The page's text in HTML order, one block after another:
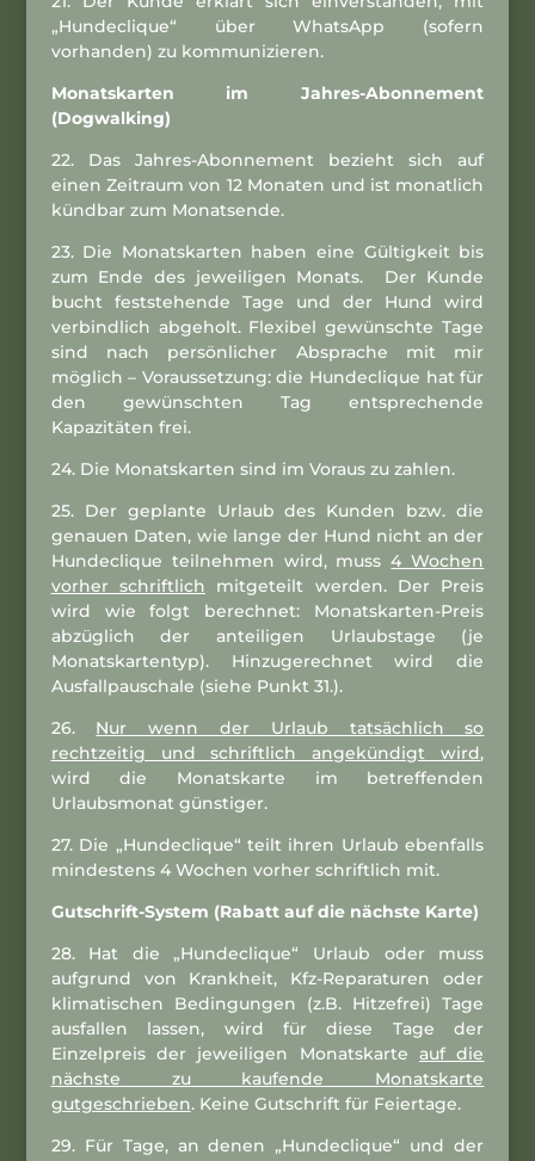
„Hundeclique“ über WhatsApp (sofern
vorhanden) zu kommunizieren.
Monatskarten im Jahres-Abonnement
(Dogwalking)
22. Das Jahres-Abonnement bezieht sich auf
einen Zeitraum von 12 Monaten und ist monatlich
kündbar zum Monatsende.
23. Die Monatskarten haben eine Gültigkeit bis
zum Ende des jeweiligen Monats. Der Kunde
bucht feststehende Tage und der Hund wird
verbindlich abgeholt. Flexibel gewünschte Tage
sind nach persönlicher Absprache mit mir
möglich – Voraussetzung: die Hundeclique hat für
den gewünschten Tag entsprechende
Kapazitäten frei.
24. Die Monatskarten sind im Voraus zu zahlen.
25. Der geplante Urlaub des Kunden bzw. die
genauen Daten, wie lange der Hund nicht an der
Hundeclique teilnehmen wird, muss4 Wochen
vorher schriftlich mitgeteilt werden. Der Preis
wird wie folgt berechnet: Monatskarten-Preis
abzüglich der anteiligen Urlaubstage (je
Monatskartentyp). Hinzugerechnet wird die
Ausfallpauschale (siehe Punkt 31.).
26. Nur wenn der Urlaub tatsächlich so
rechtzeitig und schriftlich angekündigt wird,
wird die Monatskarte im betreffenden
Urlaubsmonat günstiger.
27. Die „Hundeclique“ teilt ihren Urlaub ebenfalls
mindestens 4 Wochen vorher schriftlich mit.
Gutschrift-System (Rabatt auf die nächste Karte)
28. Hat die „Hundeclique“ Urlaub oder muss
aufgrund von Krankheit, Kfz-Reparaturen oder
klimatischen Bedingungen (z.B. Hitzefrei) Tage
ausfallen lassen, wird für diese Tage der
Einzelpreis der jeweiligen Monatskarteauf die
nächste zu kaufende Monatskarte
gutgeschrieben. Keine Gutschrift für Feiertage.
29. Für Tage, an denen „Hundeclique“ und der